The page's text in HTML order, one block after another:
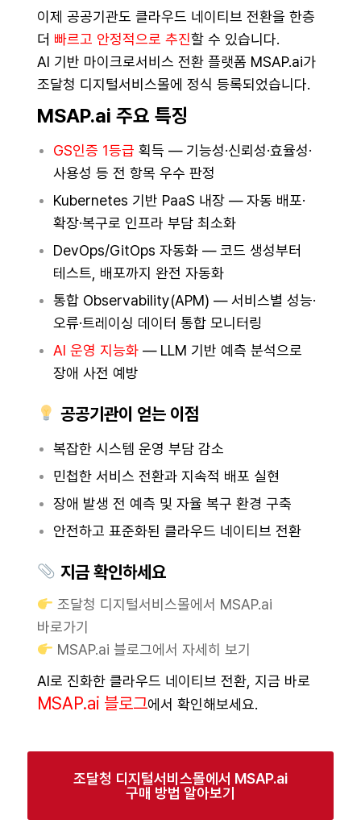
이제 공공기관도 클라우드 네이티브 전환을 한층
더 빠르고 안정적으로 추진할 수 있습니다.
AI 기반 마이크로서비스 전환 플랫폼 MSAP.ai가
조달청 디지털서비스몰에 정식 등록되었습니다.
MSAP.ai 주요 특징
GS인증 1등급 획득 — 기능성·신뢰성·효율성·
사용성 등 전 항목 우수 판정
Kubernetes 기반 PaaS 내장 — 자동 배포·
확장·복구로 인프라 부담 최소화
DevOps/GitOps 자동화 — 코드 생성부터
테스트, 배포까지 완전 자동화
통합 Observability(APM) — 서비스별 성능·
오류·트레이싱 데이터 통합 모니터링
AI 운영 지능화— LLM 기반 예측 분석으로
장애 사전 예방
공공기관이 얻는 이점
복잡한 시스템 운영 부담 감소
민첩한 서비스 전환과 지속적 배포 실현
장애 발생 전 예측 및 자율 복구 환경 구축
안전하고 표준화된 클라우드 네이티브 전환
지금 확인하세요
조달청 디지털서비스몰에서 MSAP.ai
바로가기
MSAP.ai 블로그에서 자세히 보기
AI로 진화한 클라우드 네이티브 전환, 지금 바로
MSAP.ai 블로그에서 확인해보세요.
조달청 디지털서비스몰에서 MSAP.ai
구매 방법 알아보기